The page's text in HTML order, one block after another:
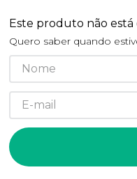
Este produto não
Quero saber quando